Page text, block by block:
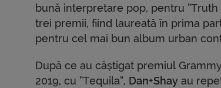
bună interpretare pop, pentru
trei premii, fiind laureată în prima
pentru cel mai bun album urban
După ce au câștigat premiul
2019, cu ”Tequila”, Dan+Shay au